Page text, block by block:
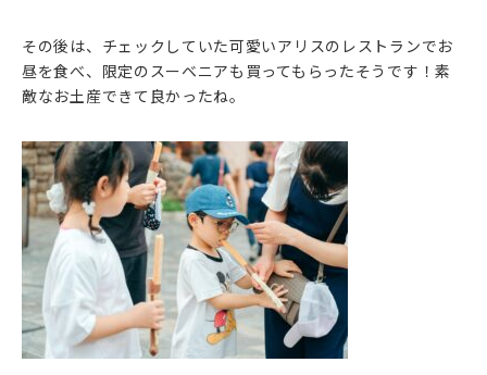
その後は、チェックしていた可愛いアリスのレストランでお
昼を食べ、限定のスーベニアも買ってもらったそうです！素
敵なお土産できて良かったね。